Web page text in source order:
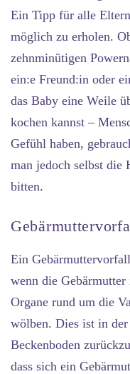
Ein Tipp für alle
möglich zu erholen.
zehnminütigen
ein:e Freund:in oder
das Baby eine Weile
kochen kannst –
Gefühl haben,
man jedoch selbst die
bitten.
Ein
wenn die
Organe rund um die
wölben. Dies ist in der
Beckenboden
dass sich ein